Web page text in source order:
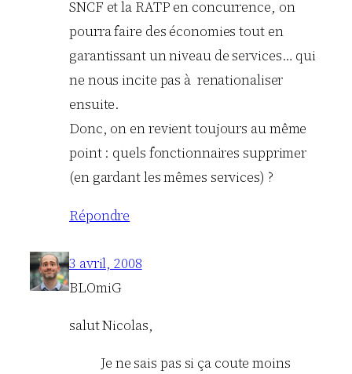
SNCF et la RATP en concurrence, on
pourra faire des économies tout en
garantissant un niveau de services… qui
ne nous incite pas à renationaliser
ensuite.
Donc, on en revient toujours au même
point : quels fonctionnaires supprimer
(en gardant les mêmes services) ?
Répondre
3 avril, 2008
BLOmiG
salut Nicolas,
Je ne sais pas si ça coute moins